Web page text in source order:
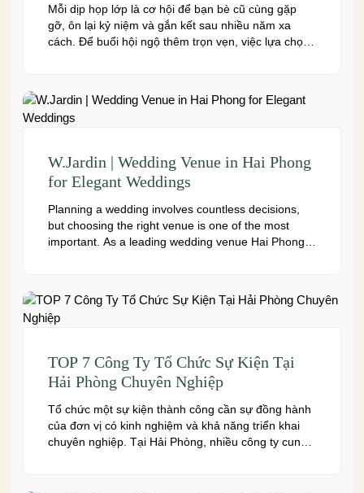
Mỗi dịp họp lớp là cơ hội để bạn bè cũ cùng gặp
gỡ, ôn lại kỷ niệm và gắn kết sau nhiều năm xa
cách. Để buổi hội ngộ thêm trọn vẹn, việc lựa chọn
W.Jardin | Wedding Venue in Hai Phong
for Elegant Weddings
Planning a wedding involves countless decisions,
but choosing the right venue is one of the most
important. As a leading wedding venue Hai Phong,
system, and dedicated event support to help
couples create a seamless and memorable […]
TOP 7 Công Ty Tổ Chức Sự Kiện Tại
Hải Phòng Chuyên Nghiệp
Tổ chức một sự kiện thành công cần sự đồng hành
của đơn vị có kinh nghiệm và khả năng triển khai
chuyên nghiệp. Tại Hải Phòng, nhiều công ty cung